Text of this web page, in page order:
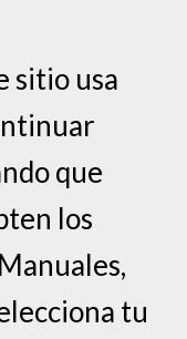
sitio usa
que
los
tu